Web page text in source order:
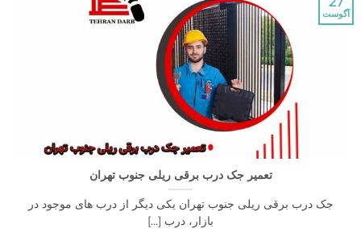
تعمیر جک درب برقی ریلی جنوب تهران
برقی ریلی جنوب تهران یکی دیگر از درب های موجود در
بازار، درب [...]